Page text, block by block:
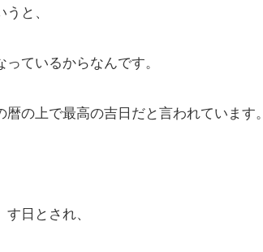
と、
ているからなんです。
の上で最高の吉日だと言われています。
日とされ、